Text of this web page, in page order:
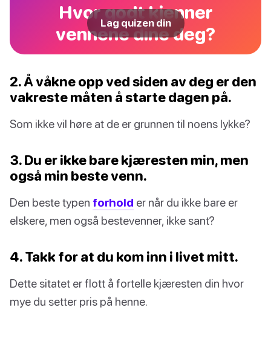
Hvor godt kjenner
vennene dine deg?
Lag quizen din
2. Å våkne opp ved siden av deg er den
vakreste måten å starte dagen på.
Som ikke vil høre at de er grunnen til noens lykke?
3. Du er ikke bare kjæresten min, men
også min beste venn.
Den beste typen forhold er når du ikke bare er
elskere, men også bestevenner, ikke sant?
4. Takk for at du kom inn i livet mitt.
Dette sitatet er flott å fortelle kjæresten din hvor
mye du setter pris på henne.